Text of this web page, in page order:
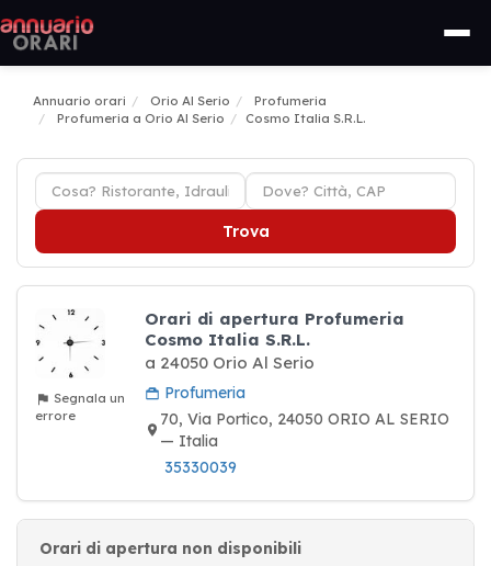
Annuario orari Orio Al Serio
Profumeria
Profumeria a Orio Al Serio
Cosmo Italia S.R.L.
Trova
Segnala un
errore
Orari di apertura Profumeria
Cosmo Italia S.R.L.
a 24050 Orio Al Serio
Profumeria
70, Via Portico, 24050 ORIO AL SERIO
— Italia
35330039
Orari di apertura non disponibili